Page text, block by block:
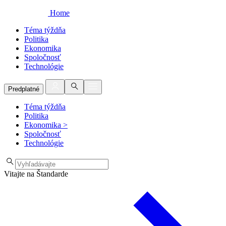
Home
Téma týždňa
Politika
Ekonomika
Spoločnosť
Technológie
Predplatné
Téma týždňa
Politika
Ekonomika >
Spoločnosť
Technológie
Vitajte na Štandarde